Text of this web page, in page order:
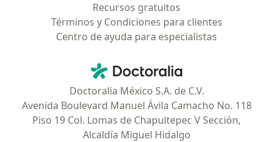
Recursos gratuitos
Términos y Condiciones para clientes
Centro de ayuda para especialistas
Doctoralia - Página de inicio
Doctoralia México S.A. de C.V.
Avenida Boulevard Manuel Ávila Camacho No. 118
Piso 19 Col. Lomas de Chapultepec V Sección,
Alcaldía Miguel Hidalgo